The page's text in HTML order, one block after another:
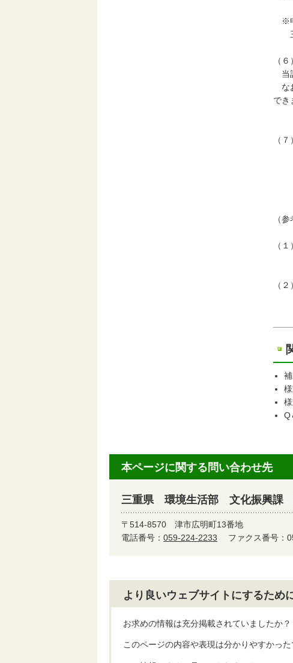
→
※申
三
（
当
な
でき
→
（
三
電
E-
（
（
施
（
総
（
Q
本ページに関する問い合わせ先
三重県 環境生活部 文化振興課
〒514-8570 津市広明町13番地
電話番号： 059-224-2233 ファクス番号：
より良いウェブサイトにするため
お求めの情報は充分掲載されていましたか？
このページの内容や表現は分かりやすかった